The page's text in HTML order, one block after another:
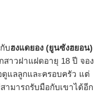
บฮงแดยอง (ยูนซังฮยอน)
าวฝาแฝดอายุ 18 ปี จอง
ดูแลลูกและครอบครัว แต่
ามารถรับมือกับเขาได้อีก